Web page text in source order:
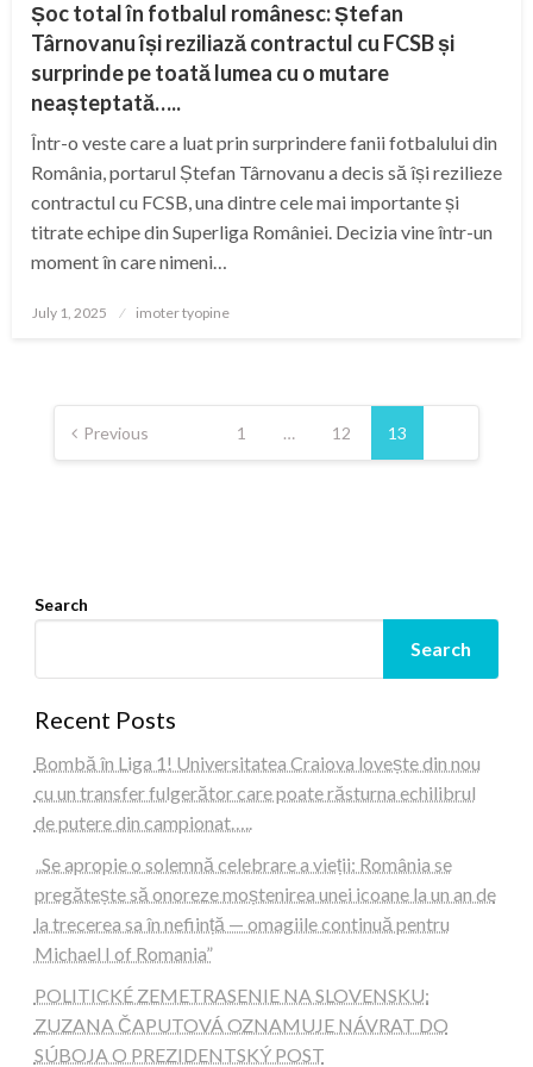
Șoc total în fotbalul românesc: Ștefan
Târnovanu își reziliază contractul cu FCSB și
surprinde pe toată lumea cu o mutare
neașteptată…..
Într-o veste care a luat prin surprindere fanii fotbalului din
România, portarul Ștefan Târnovanu a decis să își rezilieze
contractul cu FCSB, una dintre cele mai importante și
titrate echipe din Superliga României. Decizia vine într-un
moment în care nimeni…
Posted
July 1, 2025 imoter tyopine
Posts
pagination
Previous 1 … 12 13
Search
Search
Recent Posts
Bombă în Liga 1! Universitatea Craiova lovește din nou
cu un transfer fulgerător care poate răsturna echilibrul
de putere din campionat…..
„Se apropie o solemnă celebrare a vieții: România se
pregătește să onoreze moștenirea unei icoane la un an de
la trecerea sa în neființă — omagiile continuă pentru
Michael I of Romania”
POLITICKÉ ZEMETRASENIE NA SLOVENSKU:
ZUZANA ČAPUTOVÁ OZNAMUJE NÁVRAT DO
SÚBOJA O PREZIDENTSKÝ POST